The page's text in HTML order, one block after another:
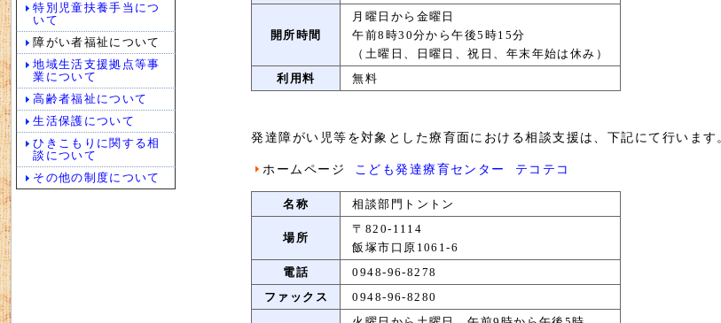
開所時間
月曜日から金曜日
午前8時30分から午後5時15分
（土曜日、日曜日、祝日、年末年始は休み）
利用料
無料
発達障がい児等を対象とした療育面における相談支援は、下記にて行います
ホームページ こども発達療育センター テコテコ
名称 相談部門トントン
場所
〒820-1114
飯塚市口原1061-6
電話
0948-96-8278
ファックス
0948-96-8280
特別児童扶養手当につ
いて
障がい者福祉について
地域生活支援拠点等事
業について
高齢者福祉について
生活保護について
ひきこもりに関する相
談について
その他の制度について